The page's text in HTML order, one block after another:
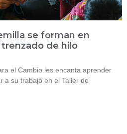
se forman en
de hilo
el Cambio les encanta aprender
a su trabajo en el Taller de